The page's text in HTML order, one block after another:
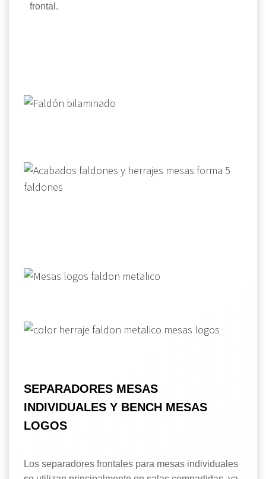
frontal.
SEPARADORES MESAS
INDIVIDUALES Y BENCH MESAS
LOGOS
Los separadores frontales para mesas individuales